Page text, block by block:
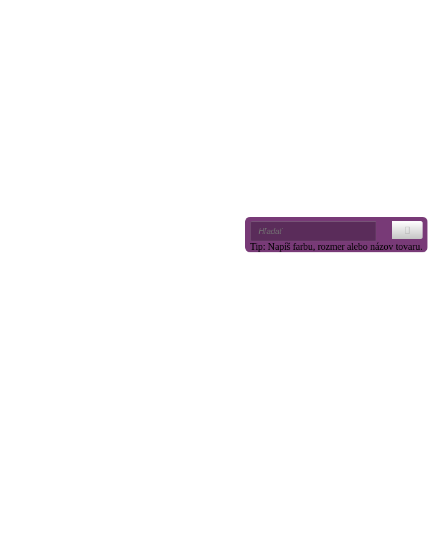
Tip: Napíš farbu, rozmer alebo názov tovaru.